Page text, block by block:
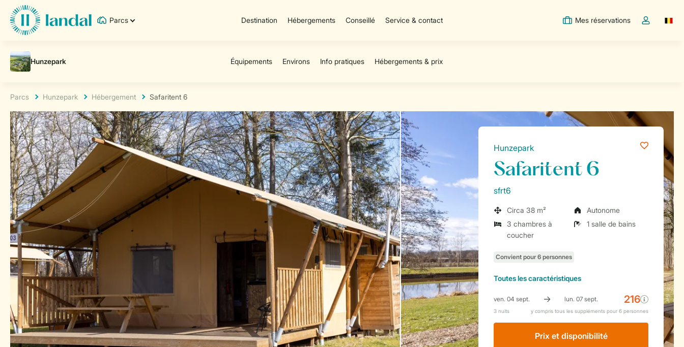
Parcs Destination Hébergements Conseillé Service & contact Mes réservations
Toggle the
Parcs Hunzepark Hébergement Safaritent 6
Hunzepark
Safaritent 6
sfrt6
Circa 38 m²
Autonome
3 chambres à
coucher
1 salle de bains
Toutesles caractéristiques
Prix ​​et disponibilité